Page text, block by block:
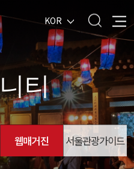
KOR
티
웹매거진 서울관광가이드